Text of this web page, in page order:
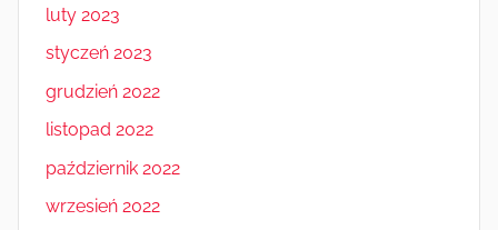
luty 2023
styczeń 2023
grudzień 2022
listopad 2022
październik 2022
wrzesień 2022